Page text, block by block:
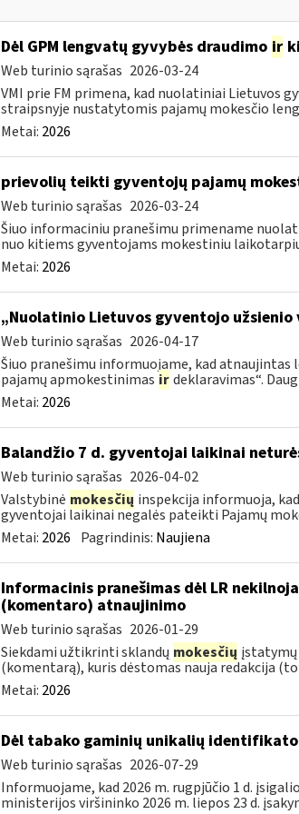
Dėl GPM lengvatų gyvybės draudimo ir
Web turinio sąrašas 2026-03-24
VMI prie FM primena, kad nuolatiniai Lietuvos
straipsnyje nustatytomis pajamų mokesčio
Metai: 2026
prievolių teikti gyventojų pajamų
Web turinio sąrašas 2026-03-24
Šiuo informaciniu pranešimu primename
nuo kitiems gyventojams mokestiniu
Metai: 2026
„Nuolatinio Lietuvos gyventojo
Web turinio sąrašas 2026-04-17
Šiuo pranešimu informuojame, kad
pajamų apmokestinimas ir deklaravimas“.
Metai: 2026
Balandžio 7 d. gyventojai laikinai
Web turinio sąrašas 2026-04-02
Valstybinė mokesčių inspekcija informuoja,
gyventojai laikinai negalės pateikti Pajamų
Metai: 2026 Pagrindinis: Naujiena
Informacinis pranešimas dėl LR
(komentaro) atnaujinimo
Web turinio sąrašas 2026-01-29
Siekdami užtikrinti sklandų mokesčių įstatymų
(komentarą), kuris dėstomas nauja redakcija
Metai: 2026
Dėl tabako gaminių unikalių
Web turinio sąrašas 2026-07-29
Informuojame, kad 2026 m. rugpjūčio 1 d.
ministerijos viršininko 2026 m. liepos 23 d.